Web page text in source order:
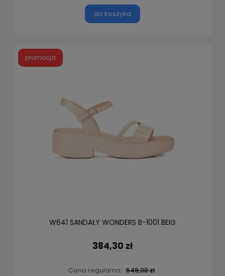
do koszyka
W641 SANDAŁY WONDERS B-1001 BEIG
384,30 zł
Cena regularna: 549,00 zł
promocja